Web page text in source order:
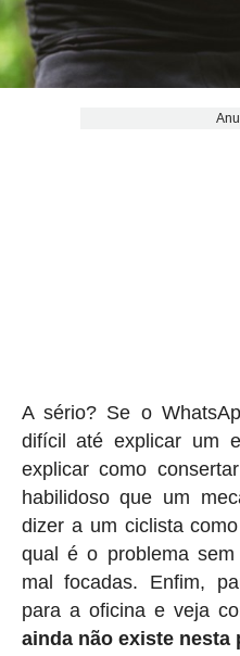
A sério? Se o
difícil até explicar um
explicar como
habilidoso que um
dizer a um ciclista
qual é o problema
mal focadas. Enfim,
para a oficina e veja
ainda não existe nesta